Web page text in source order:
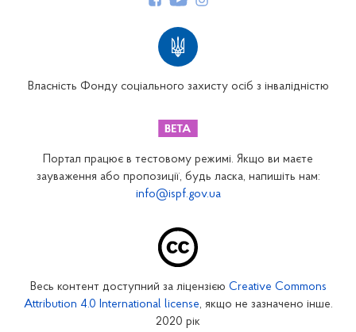
Закарпатське відділення
Запорізьке відділення
Кіровоградське відділення
Власність Фонду соціального захисту осіб з інвалідністю
Портал працює в тестовому режимі. Якщо ви маєте
зауваження або пропозиції, будь ласка, напишіть нам:
info@ispf.gov.ua
Весь контент доступний за ліцензією Creative Commons
Attribution 4.0 International license, якщо не зазначено інше.
2020 рік